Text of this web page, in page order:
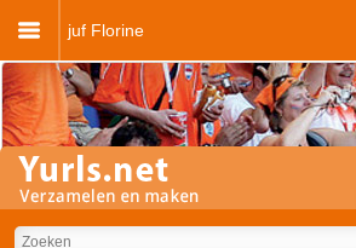
juf Florine